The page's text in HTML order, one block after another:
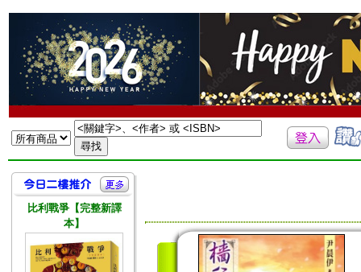
比利戰爭【完整新譯
本】